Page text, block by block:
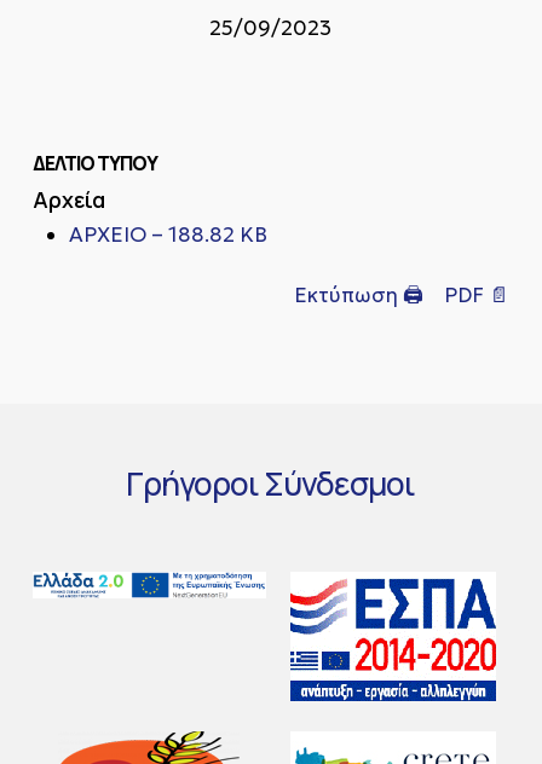
25/09/2023
ΔΕΛΤΙΟ ΤΥΠΟΥ
Αρχεία
ΑΡΧΕΙΟ – 188.82 KB
Εκτύπωση 🖨 PDF 📄
ΓρήγοροιΣύνδεσμοι